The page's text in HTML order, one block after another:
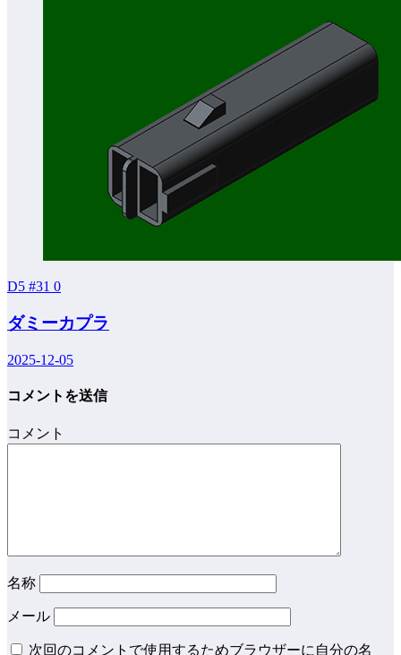
D5 #31 0
ダミーカプラ
2025-12-05
コメントを送信
コメント
名称
メール
次回のコメントで使用するためブラウザーに自分の名